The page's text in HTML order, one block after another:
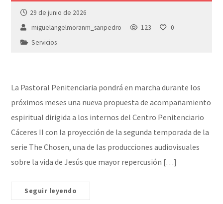
29 de junio de 2026
miguelangelmoranm_sanpedro
123
0
Servicios
La Pastoral Penitenciaria pondrá en marcha durante los
próximos meses una nueva propuesta de acompañamiento
espiritual dirigida a los internos del Centro Penitenciario
Cáceres II con la proyección de la segunda temporada de la
serie The Chosen, una de las producciones audiovisuales
sobre la vida de Jesús que mayor repercusión […]
Seguir leyendo